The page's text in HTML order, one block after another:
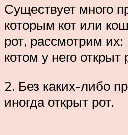
Существует много
которым кот или
рот, рассмотрим
котом у него открыт
2. Без каких-либо
иногда открыт рот.